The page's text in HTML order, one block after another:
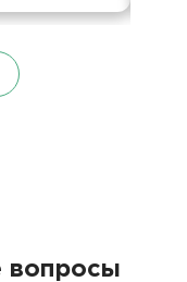
вопросы